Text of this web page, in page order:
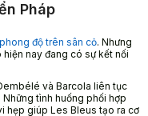
Pháp
độ trên sân cỏ. Nhưng
nay đang có sự kết nối
và Barcola liên tục
tình huống phối hợp
hẹp giúp Les Bleus tạo ra cơ